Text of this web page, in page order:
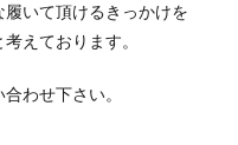
いて頂けるきっかけを
えております。
わせ下さい。